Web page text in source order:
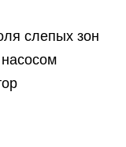
слепых зон